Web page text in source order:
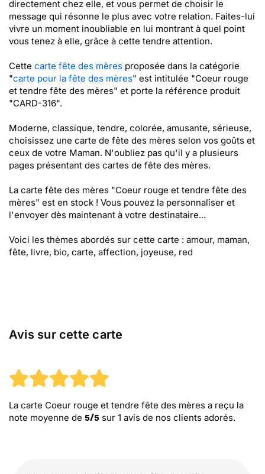
directement chez elle, et vous permet de choisir le
message qui résonne le plus avec votre relation. Faites-lui
vivre un moment inoubliable en lui montrant à quel point
vous tenez à elle, grâce à cette tendre attention.
Cette carte fête des mères proposée dans la catégorie
"carte pour la fête des mères" est intitulée "Coeur rouge
et tendre fête des mères" et porte la référence produit
"CARD-316".
Moderne, classique, tendre, colorée, amusante, sérieuse,
choisissez une carte de fête des mères selon vos goûts et
ceux de votre Maman. N'oubliez pas qu'il y a plusieurs
pages présentant des cartes de fête des mères.
La carte fête des mères "Coeur rouge et tendre fête des
mères" est en stock ! Vous pouvez la personnaliser et
l'envoyer dès maintenant à votre destinataire...
Voici les thèmes abordés sur cette carte : amour, maman,
fête, livre, bio, carte, affection, joyeuse, red
Avis sur cette carte
La carte Coeur rouge et tendre fête des mères a reçu la
note moyenne de 5/5 sur 1 avis de nos clients adorés.